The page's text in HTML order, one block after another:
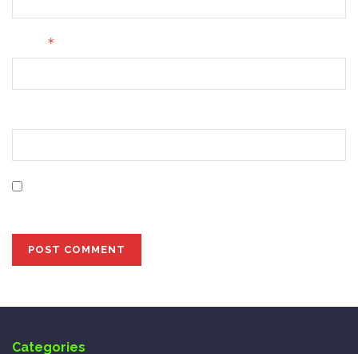
*
Categories